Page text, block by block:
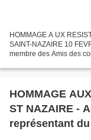
HOMMAGE A UX
SAINT-NAZAIRE 10
membre des Amis des
HOMMAGE
ST NAZAIRE -
représentant